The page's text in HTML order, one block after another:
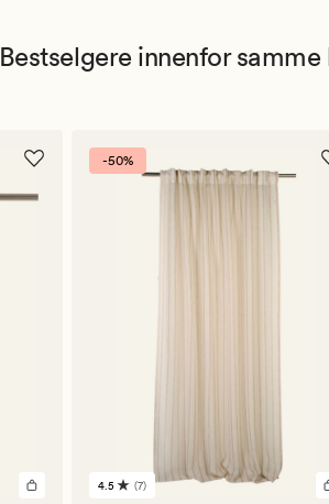
Bestselgere innenfor
-50%
7
4.5 (7)